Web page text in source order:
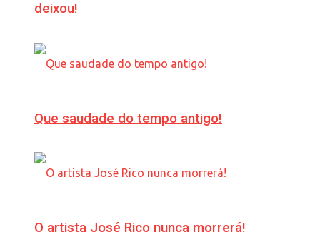
deixou!
Que saudade do tempo antigo!
O artista José Rico nunca morrerá!